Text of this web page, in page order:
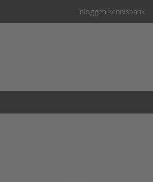
Inloggen kennisbank